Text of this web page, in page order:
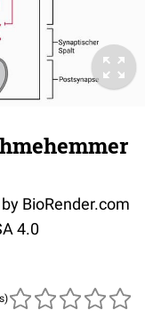
BioRender.com
4.0